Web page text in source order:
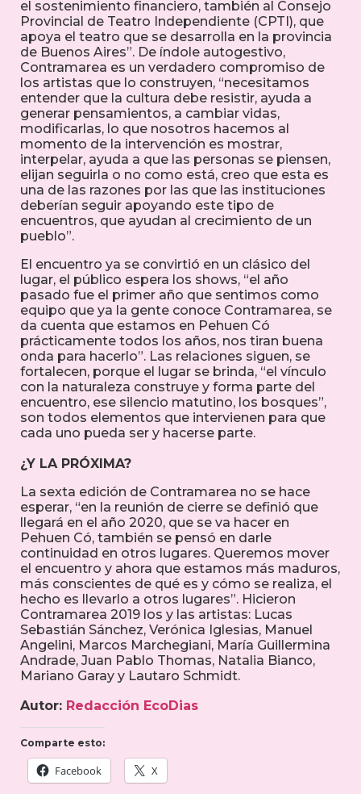
el sostenimiento financiero, también al Consejo
Provincial de Teatro Independiente (CPTI), que
apoya el teatro que se desarrolla en la provincia
de Buenos Aires”. De índole autogestivo,
Contramarea es un verdadero compromiso de
los artistas que lo construyen, “necesitamos
entender que la cultura debe resistir, ayuda a
generar pensamientos, a cambiar vidas,
modificarlas, lo que nosotros hacemos al
momento de la intervención es mostrar,
interpelar, ayuda a que las personas se piensen,
elijan seguirla o no como está, creo que esta es
una de las razones por las que las instituciones
deberían seguir apoyando este tipo de
encuentros, que ayudan al crecimiento de un
pueblo”.
El encuentro ya se convirtió en un clásico del
lugar, el público espera los shows, “el año
pasado fue el primer año que sentimos como
equipo que ya la gente conoce Contramarea, se
da cuenta que estamos en Pehuen Có
prácticamente todos los años, nos tiran buena
onda para hacerlo”. Las relaciones siguen, se
fortalecen, porque el lugar se brinda, “el vínculo
con la naturaleza construye y forma parte del
encuentro, ese silencio matutino, los bosques”,
son todos elementos que intervienen para que
cada uno pueda ser y hacerse parte.
¿Y LA PRÓXIMA?
La sexta edición de Contramarea no se hace
esperar, “en la reunión de cierre se definió que
llegará en el año 2020, que se va hacer en
Pehuen Có, también se pensó en darle
continuidad en otros lugares. Queremos mover
el encuentro y ahora que estamos más maduros,
más conscientes de qué es y cómo se realiza, el
hecho es llevarlo a otros lugares”. Hicieron
Contramarea 2019 los y las artistas: Lucas
Sebastián Sánchez, Verónica Iglesias, Manuel
Angelini, Marcos Marchegiani, María Guillermina
Andrade, Juan Pablo Thomas, Natalia Bianco,
Mariano Garay y Lautaro Schmidt.
Autor: Redacción EcoDias
Comparte esto:
Facebook X